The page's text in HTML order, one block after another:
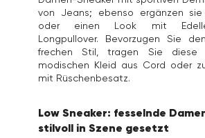
von Jeans; ebenso ergänzen
oder einen Look mit
Longpullover. Bevorzugen Sie
frechen Stil, tragen Sie diese
modischen Kleid aus Cord oder
mit Rüschenbesatz.
Low Sneaker: fesselnde
stilvoll in Szene gesetzt